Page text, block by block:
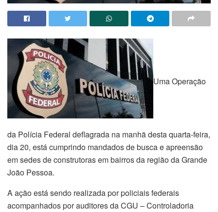
Uma Operação
da Polícia Federal deflagrada na manhã desta quarta-feira,
dia 20, está cumprindo mandados de busca e apreensão
em sedes de construtoras em bairros da região da Grande
João Pessoa.
A ação está sendo realizada por policiais federais
acompanhados por auditores da CGU – Controladoria